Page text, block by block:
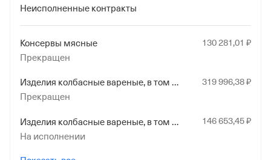
11 сентября 2019
Отделение Фонда Пенсионного и Социального
Страхования Российской Федерации по
Новгородской обл.
Неисполненные контракты
Консервы мясные 130 281,01 ₽
Прекращен
Изделия колбасные вареные, в том числе фаршированные мясные 319996,38₽
Прекращен
Изделия колбасные вареные, в том числе фаршированные мясные 146653,45₽
На исполнении